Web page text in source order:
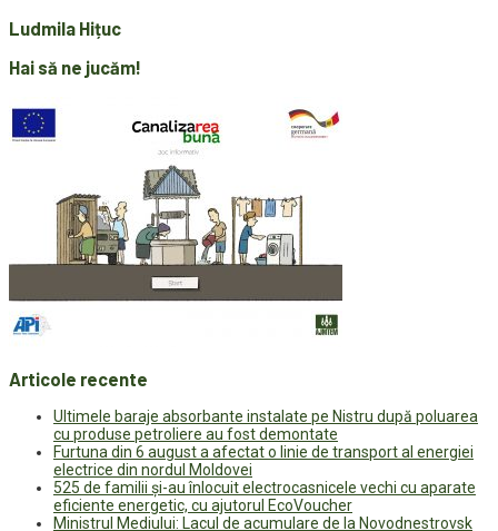
Ludmila Hițuc
Hai să ne jucăm!
Articole recente
Ultimele baraje absorbante instalate pe Nistru după poluarea
cu produse petroliere au fost demontate
Furtuna din 6 august a afectat o linie de transport al energiei
electrice din nordul Moldovei
525 de familii și-au înlocuit electrocasnicele vechi cu aparate
eficiente energetic, cu ajutorul EcoVoucher
Ministrul Mediului: Lacul de acumulare de la Novodnestrovsk